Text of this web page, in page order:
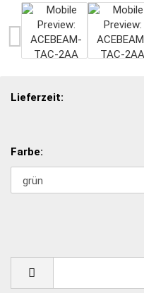
Lieferzeit:
Farbe: